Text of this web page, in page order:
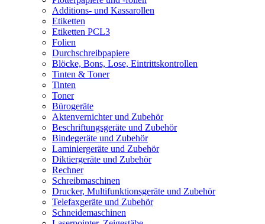
Additions- und Kassarollen
Etiketten
Etiketten PCL3
Folien
Durchschreibpapiere
Blöcke, Bons, Lose, Eintrittskontrollen
Tinten & Toner
Tinten
Toner
Bürogeräte
Aktenvernichter und Zubehör
Beschriftungsgeräte und Zubehör
Bindegeräte und Zubehör
Laminiergeräte und Zubehör
Diktiergeräte und Zubehör
Rechner
Schreibmaschinen
Drucker, Multifunktionsgeräte und Zubehör
Telefaxgeräte und Zubehör
Schneidemaschinen